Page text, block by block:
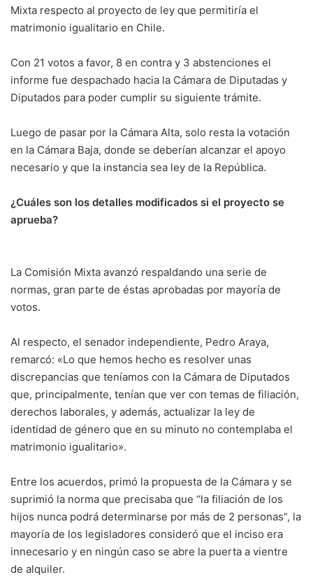
Mixta respecto al proyecto de ley que permitiría el
matrimonio igualitario en Chile.
Con 21 votos a favor, 8 en contra y 3 abstenciones el
informe fue despachado hacia la Cámara de Diputadas y
Diputados para poder cumplir su siguiente trámite.
Luego de pasar por la Cámara Alta, solo resta la votación
en la Cámara Baja, donde se deberían alcanzar el apoyo
necesario y que la instancia sea ley de la República.
¿Cuáles son los detalles modificados si el proyecto se
aprueba?
La Comisión Mixta avanzó respaldando una serie de
normas, gran parte de éstas aprobadas por mayoría de
votos.
Al respecto, el senador independiente, Pedro Araya,
remarcó: «Lo que hemos hecho es resolver unas
discrepancias que teníamos con la Cámara de Diputados
que, principalmente, tenían que ver con temas de filiación,
derechos laborales, y además, actualizar la ley de
identidad de género que en su minuto no contemplaba el
matrimonio igualitario».
Entre los acuerdos, primó la propuesta de la Cámara y se
suprimió la norma que precisaba que “la filiación de los
hijos nunca podrá determinarse por más de 2 personas”, la
mayoría de los legisladores consideró que el inciso era
innecesario y en ningún caso se abre la puerta a vientre
de alquiler.